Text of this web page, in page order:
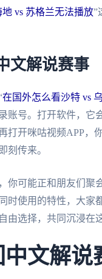
vs 苏格兰无法播放”
文解说赛事
在国外怎么看沙特 vs
账号。打开软件，它
打开咪咕视频APP，
刻传来。
你可能正和朋友们
时使用的特性，大家
由选择，共同沉浸在
文解说